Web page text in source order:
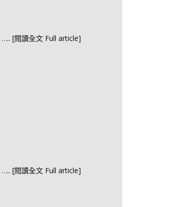
….. [閱讀全文 Full article]
….. [閱讀全文 Full article]